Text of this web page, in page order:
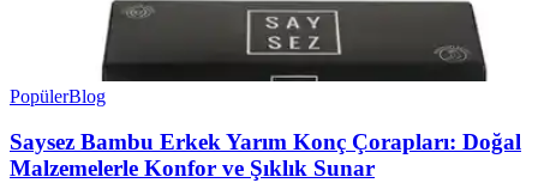
PopülerBlog
Saysez Bambu Erkek Yarım Konç Çorapları: Doğal
Malzemelerle Konfor ve Şıklık Sunar